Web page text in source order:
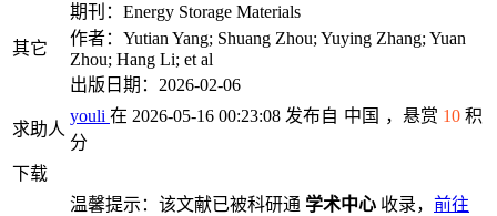
其它
期刊：Energy Storage Materials
作者：Yutian Yang; Shuang Zhou; Yuying Zhang; Yuan
Zhou; Hang Li; et al
出版日期：2026-02-06
求助人
youli 在 2026-05-16 00:23:08 发布自 中国 ，悬赏 10 积
分
下载
温馨提示：该文献已被科研通 学术中心 收录， 前往